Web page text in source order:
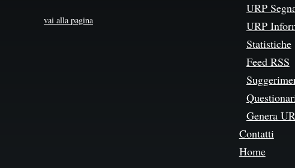
vai alla pagina
URP
URP
Statistiche
Feed RSS
Genera
Contatti
Home